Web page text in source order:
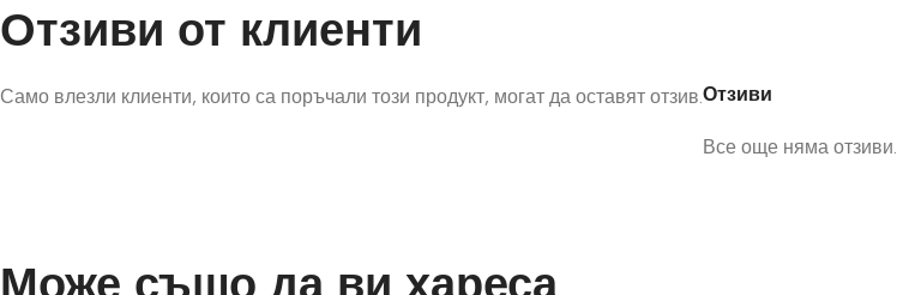
Отзиви от клиенти
Отзиви
Все още няма отзиви.
Само влезли клиенти, които са поръчали този продукт, могат да оставят отзив.